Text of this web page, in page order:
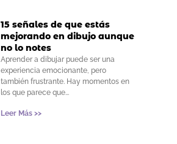
15 señales de que estás
mejorando en dibujo aunque
no lo notes
Aprender a dibujar puede ser una
experiencia emocionante, pero
también frustrante. Hay momentos en
los que parece que
Leer Más >>